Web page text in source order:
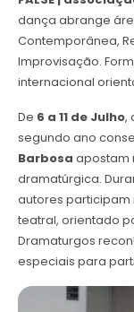
dança abrange
Contemporânea,
Improvisação.
internacional
De 6 a 11 de Julho,
segundo ano
Barbosa apostam
dramatúrgica.
autores participam
teatral, orientado
Dramaturgos
especiais para